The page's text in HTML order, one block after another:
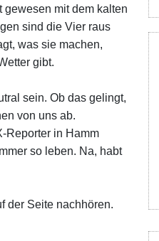
gewesen mit dem kalten
sind die Vier raus
was sie machen,
gibt.
sein. Ob das gelingt,
von uns ab.
Reporter in Hamm
so leben. Na, habt
der Seite nachhören.